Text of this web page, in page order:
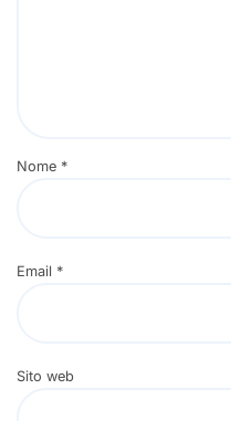
Nome *
Email *
Sito web